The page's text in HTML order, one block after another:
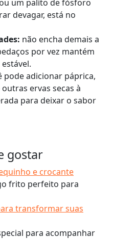
um palito de fósforo
devagar, está no
não encha demais a
por vez mantém
pode adicionar páprica,
ervas secas à
para deixar o sabor
gostar
e crocante
frito perfeito para
transformar suas
para acompanhar